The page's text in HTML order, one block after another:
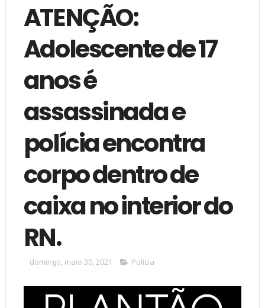
ATENÇÃO:
Adolescente de 17
anos é
assassinada e
polícia encontra
corpo dentro de
caixa no interior do
RN.
domingo, maio 30, 2021 Polícia